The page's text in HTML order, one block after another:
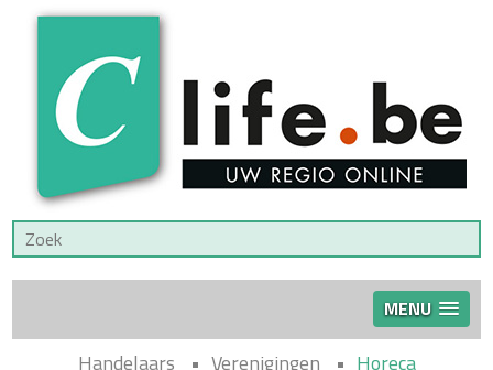
MENU
Handelaars Verenigingen
Horeca